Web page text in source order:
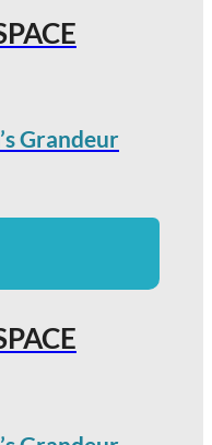
Grandeur